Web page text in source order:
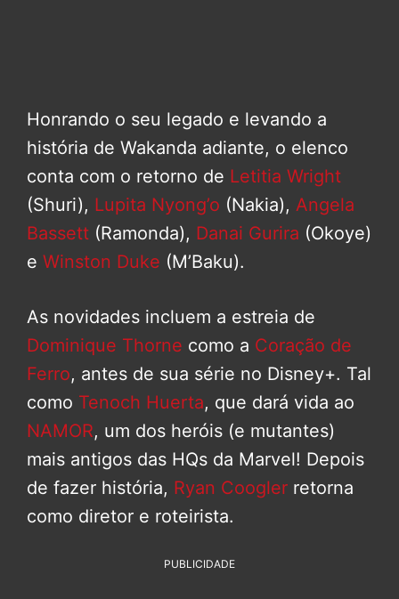
Honrando o seu legado e levando a
história de Wakanda adiante, o elenco
conta com o retorno de Letitia Wright
(Shuri), Lupita Nyong’o (Nakia), Angela
Bassett (Ramonda), Danai Gurira (Okoye)
e Winston Duke (M’Baku).
As novidades incluem a estreia de
Dominique Thorne como a Coração de
Ferro, antes de sua série no Disney+. Tal
como Tenoch Huerta, que dará vida ao
NAMOR, um dos heróis (e mutantes)
mais antigos das HQs da Marvel! Depois
de fazer história, Ryan Coogler retorna
como diretor e roteirista.
PUBLICIDADE